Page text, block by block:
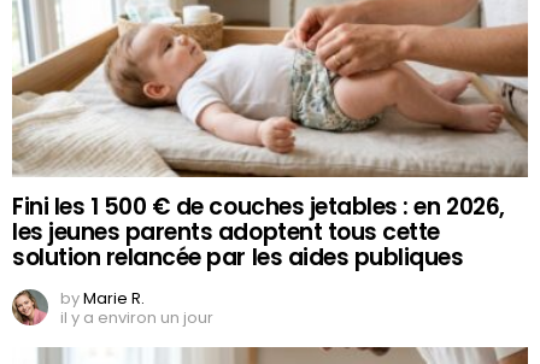
Fini les 1 500 € de couches jetables : en 2026,
les jeunes parents adoptent tous cette
solution relancée par les aides publiques
byMarie R.
il y a environ un jour